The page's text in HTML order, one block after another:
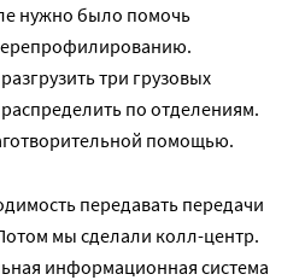
нужно было помочь
три грузовых
по отделениям.
помощью.
передавать передачи
мы сделали колл-центр.
информационная система